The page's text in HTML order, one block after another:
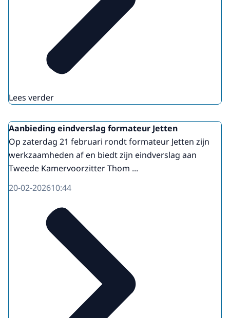
Lees verder
Aanbieding eindverslag formateur Jetten
Op zaterdag 21 februari rondt formateur Jetten zijn
werkzaamheden af en biedt zijn eindverslag aan
Tweede Kamervoorzitter Thom ...
20-02-202610:44